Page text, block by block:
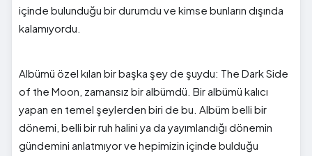
içinde bulunduğu bir durumdu ve kimse bunların dışında
kalamıyordu.
Albümü özel kılan bir başka şey de şuydu: The Dark Side
of the Moon, zamansız bir albümdü. Bir albümü kalıcı
yapan en temel şeylerden biri de bu. Albüm belli bir
dönemi, belli bir ruh halini ya da yayımlandığı dönemin
gündemini anlatmıyor ve hepimizin içinde bulduğu